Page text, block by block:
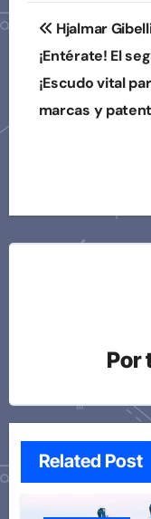
de
entradas
Hjalmar
¡Entérate! El
¡Escudo vital
marcas y
Por
Related Post